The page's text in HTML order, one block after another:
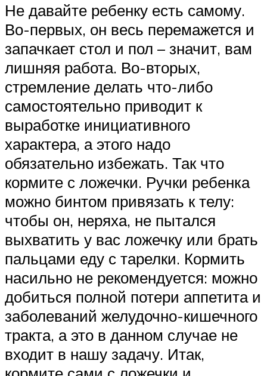
Не давайте ребенку есть самому.
Во-первых, он весь перемажется и
запачкает стол и пол – значит, вам
лишняя работа. Во-вторых,
стремление делать что-либо
самостоятельно приводит к
выработке инициативного
характера, а этого надо
обязательно избежать. Так что
кормите с ложечки. Ручки ребенка
можно бинтом привязать к телу:
чтобы он, неряха, не пытался
выхватить у вас ложечку или брать
пальцами еду с тарелки. Кормить
насильно не рекомендуется: можно
добиться полной потери аппетита и
заболеваний желудочно-кишечного
тракта, а это в данном случае не
входит в нашу задачу. Итак,